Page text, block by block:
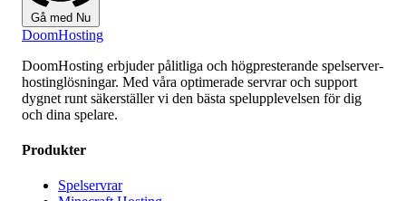
Gå med Nu
DoomHosting
DoomHosting erbjuder pålitliga och högpresterande spelserver-
hostinglösningar. Med våra optimerade servrar och support
dygnet runt säkerställer vi den bästa spelupplevelsen för dig
och dina spelare.
Produkter
Spelservrar